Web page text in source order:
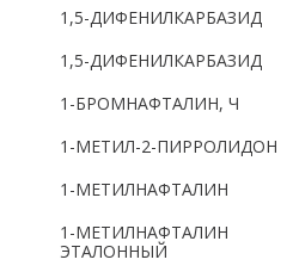
S T U
Цифры:
2 3 4
0
1,5-ДИФЕНИЛКАРБАЗИД
1,5-ДИФЕНИЛКАРБАЗИД
1-БРОМНАФТАЛИН, Ч
1-МЕТИЛ-2-ПИРРОЛИДОН
1-МЕТИЛНАФТАЛИН
1-МЕТИЛНАФТАЛИН
ЭТАЛОННЫЙ